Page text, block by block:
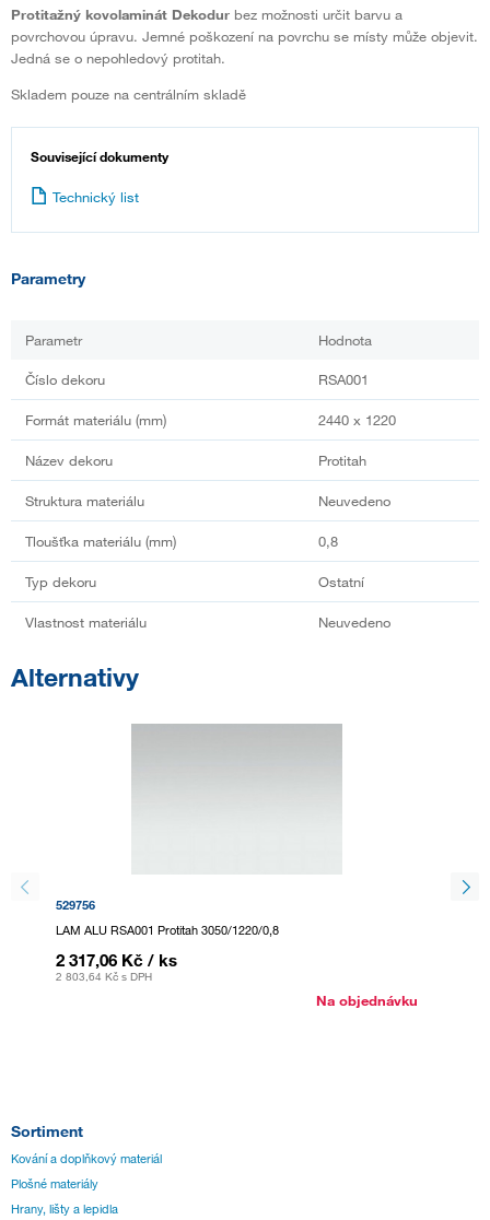
Protitažný kovolaminát Dekodur bez možnosti určit barvu a
povrchovou úpravu. Jemné poškození na povrchu se místy může objevit.
Jedná se o nepohledový protitah.
Skladem pouze na centrálním skladě
Související dokumenty
Technický list
Parametry
Parametr Hodnota
Číslo dekoru RSA001
Formát materiálu (mm) 2440 x 1220
Název dekoru Protitah
Struktura materiálu Neuvedeno
Tloušťka materiálu (mm) 0,8
Typ dekoru Ostatní
Vlastnost materiálu Neuvedeno
Alternativy
529756
LAM ALU RSA001 Protitah 3050/1220/0,8
2 317,06 Kč / ks
2 803,64 Kč s DPH
Na objednávku
Sortiment
Kování a doplňkový materiál
Plošné materiály
Hrany, lišty a lepidla